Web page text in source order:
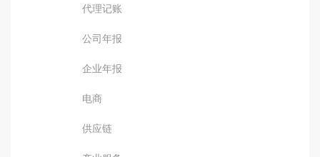
代理记账
公司年报
企业年报
电商
供应链